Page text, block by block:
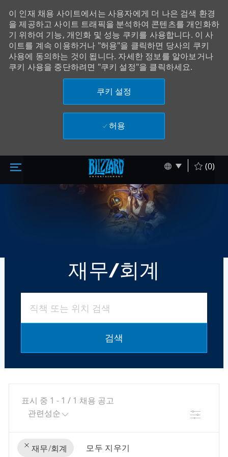
Skip to main content
이 인재 채용 사이트에서는 사용자에게 더 나은 검색 환경
을 제공하고 사이트 트래픽을 분석하여 콘텐츠를 개인화하
기 위하여 기능, 개인화 및 성능 쿠키를 사용합니다. 이 사
이트를 계속 이용하거나 "허용"을 클릭하면 당사의 쿠키
사용에 동의하는 것이 됩니다. 자세한 정보를 알아보거나
쿠키 사용을 중단하려면 "쿠키 설정"을 클릭하세요.
쿠키 설정
허용
주 콘텐츠로 건너뛰기 Language
Korean (0)
재무/회계
검색
표시 중 1 - 1 / 1 채용 공고
필터
재무/회계 모두 지우기